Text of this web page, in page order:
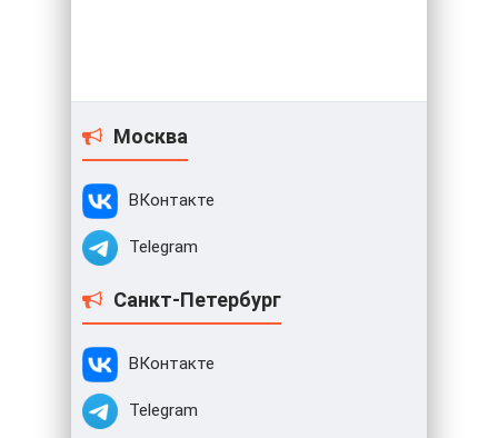
Москва
ВКонтакте
Telegram
Санкт-Петербург
ВКонтакте
Telegram